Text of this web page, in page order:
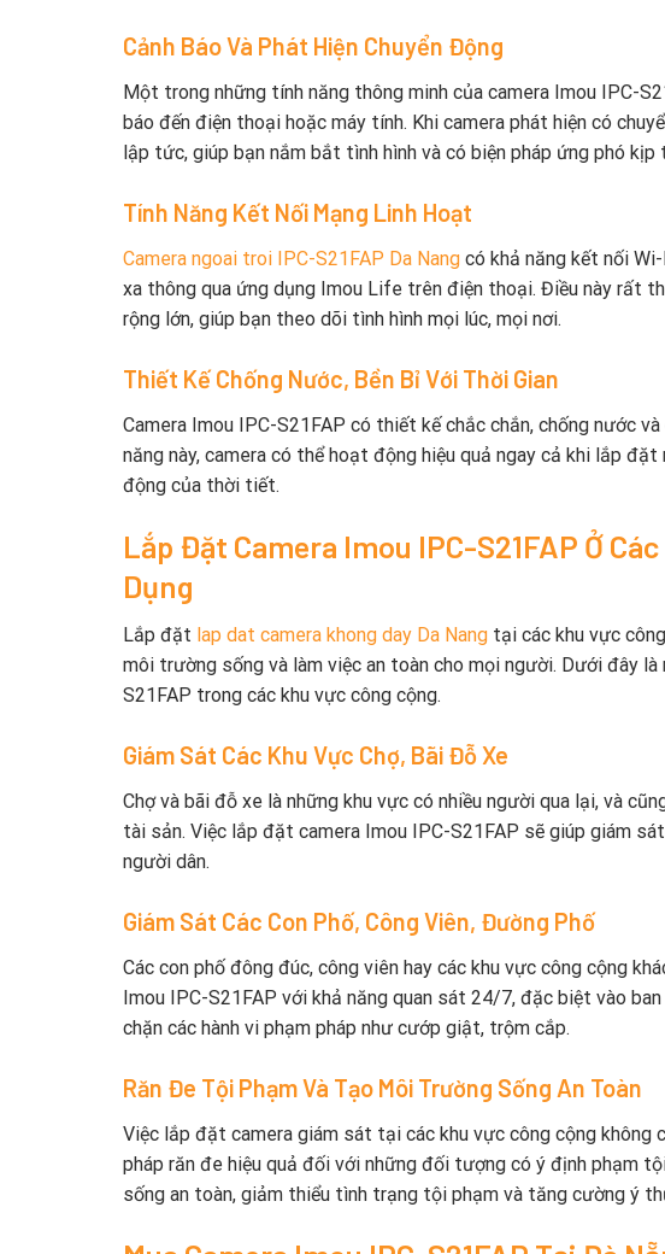
Cảnh Báo Và Phát Hiện Chuyển Động
Một trong những tính năng thông minh của camera Imou IPC-
báo đến điện thoại hoặc máy tính. Khi camera phát hiện có
lập tức, giúp bạn nắm bắt tình hình và có biện pháp ứng phó kịp
Tính Năng Kết Nối Mạng Linh Hoạt
Camera ngoai troi IPC-S21FAP Da Nang có khả năng kết nối
xa thông qua ứng dụng Imou Life trên điện thoại. Điều này rất
rộng lớn, giúp bạn theo dõi tình hình mọi lúc, mọi nơi.
Thiết Kế Chống Nước, Bền Bỉ Với Thời Gian
Camera Imou IPC-S21FAP có thiết kế chắc chắn, chống nước
năng này, camera có thể hoạt động hiệu quả ngay cả khi lắp
động của thời tiết.
Lắp Đặt Camera Imou IPC-S21FAP Ở
Dụng
Lắp đặt lap dat camera khong day Da Nang tại các khu vực
môi trường sống và làm việc an toàn cho mọi người. Dưới đây
S21FAP trong các khu vực công cộng.
Giám Sát Các Khu Vực Chợ, Bãi Đỗ Xe
Chợ và bãi đỗ xe là những khu vực có nhiều người qua lại, và
tài sản. Việc lắp đặt camera Imou IPC-S21FAP sẽ giúp giám
người dân.
Giám Sát Các Con Phố, Công Viên, Đường Phố
Các con phố đông đúc, công viên hay các khu vực công cộng
Imou IPC-S21FAP với khả năng quan sát 24/7, đặc biệt vào
chặn các hành vi phạm pháp như cướp giật, trộm cắp.
Răn Đe Tội Phạm Và Tạo Môi Trường Sống An Toàn
Việc lắp đặt camera giám sát tại các khu vực công cộng không
pháp răn đe hiệu quả đối với những đối tượng có ý định phạm
sống an toàn, giảm thiểu tình trạng tội phạm và tăng cường ý